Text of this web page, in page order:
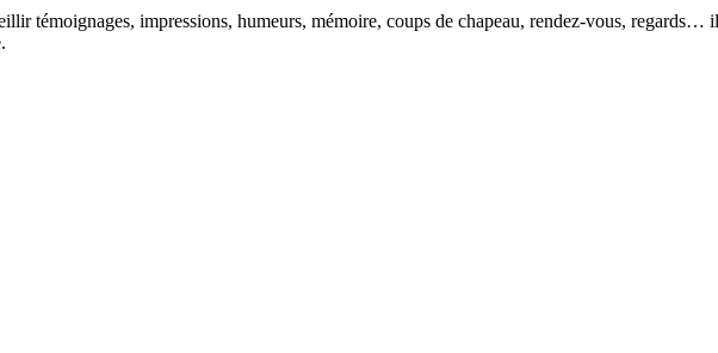
témoignages, impressions, humeurs, mémoire, coups de chapeau, rendez-vous,